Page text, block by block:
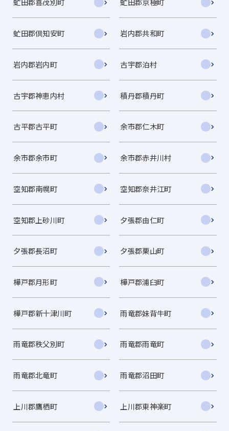
虻田郡倶知安町 岩内郡共和町
岩内郡岩内町 古宇郡泊村
古宇郡神恵内村 積丹郡積丹町
古平郡古平町 余市郡仁木町
余市郡余市町 余市郡赤井川村
空知郡南幌町 空知郡奈井江町
空知郡上砂川町 夕張郡由仁町
夕張郡長沼町 夕張郡栗山町
樺戸郡月形町 樺戸郡浦臼町
樺戸郡新十津川町 雨竜郡妹背牛町
雨竜郡秩父別町 雨竜郡雨竜町
雨竜郡北竜町 雨竜郡沼田町
上川郡鷹栖町 上川郡東神楽町